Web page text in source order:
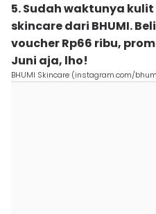
5. Sudah waktunya
skincare dari BHUMI.
voucher Rp66 ribu,
Juni aja, lho!
BHUMI Skincare (instagram.com/